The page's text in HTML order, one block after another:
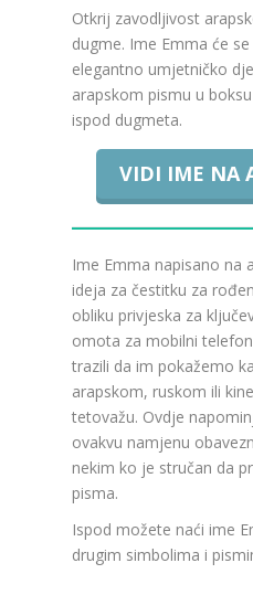
Otkrij zavodljivost
dugme. Ime Emma će
elegantno umjetničko
arapskom pismu u
ispod dugmeta.
VIDI IME NA
Ime Emma napisano na
ideja za čestitku za
obliku privjeska za
omota za mobilni
trazili da im pokažemo
arapskom, ruskom ili
tetovažu. Ovdje
ovakvu namjenu
nekim ko je stručan da
pisma.
Ispod možete naći ime
drugim simbolima i